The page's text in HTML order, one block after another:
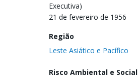
Executiva)
21 de fevereiro de 1956
Região
Leste Asiático e Pacífico
Risco Ambiental e Social